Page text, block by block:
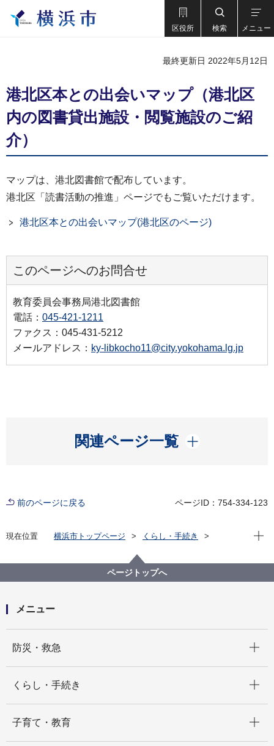
区役所 検索 メニュー
最終更新日 2022年5月12日
港北区本との出会いマップ（港北区
内の図書貸出施設・閲覧施設のご紹
介）
マップは、港北図書館で配布しています。
港北区「読書活動の推進」ページでもご覧いただけます。
港北区本との出会いマップ(港北区のページ)
このページへのお問合せ
教育委員会事務局港北図書館
電話： 045-421-1211
ファクス：045-431-5212
メールアドレス： ky-libkocho11@city.yokohama.lg.jp
関連ページ一覧
開く
前のページに戻る ページID：754-334-123
現在位置 横浜市トップページ
くらし・手続き
港北図書館からのお知らせ
港北区本との出会いマップ（港北区内の図書貸出施
設・閲覧施設のご紹介）
現在
ページトップへ
メニュー
防災・救急
くらし・手続き
子育て・教育